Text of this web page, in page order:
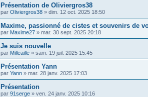
Présentation de Oliviergros38
par Oliviergros38 » dim. 12 oct. 2025 18:50
Maxime, passionné de cistes et souvenirs de
par Maxime27 » mar. 30 sept. 2025 20:18
Je suis nouvelle
par Milleaille » sam. 19 juil. 2025 15:45
Présentation Yann
par Yann » mar. 28 janv. 2025 17:03
Présentation
par 91serge » ven. 24 janv. 2025 10:16